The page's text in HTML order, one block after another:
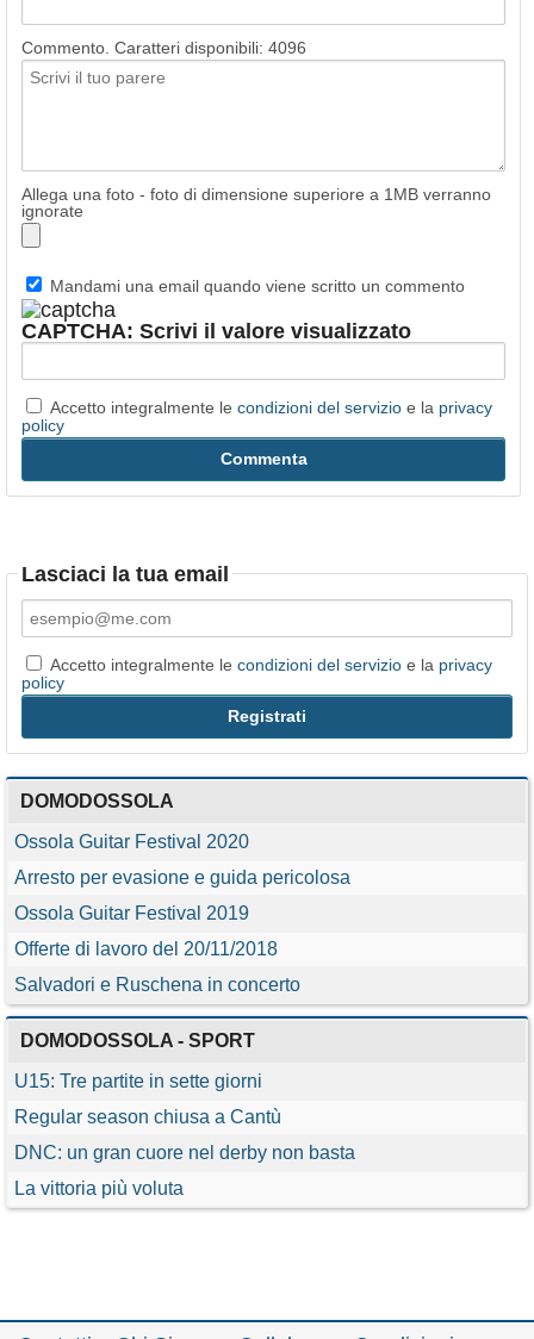
Commento. Caratteri disponibili: 4096
Allega una foto - foto di dimensione superiore a 1MB verranno
ignorate
Mandami una email quando viene scritto un commento
CAPTCHA: Scrivi il valore visualizzato
Accetto integralmente le condizioni del servizio e la privacy
policy
Lasciaci la tua email
Accetto integralmente le condizioni del servizio e la privacy
policy
DOMODOSSOLA
Ossola Guitar Festival 2020
Arresto per evasione e guida pericolosa
Ossola Guitar Festival 2019
Offerte di lavoro del 20/11/2018
Salvadori e Ruschena in concerto
DOMODOSSOLA - SPORT
U15: Tre partite in sette giorni
Regular season chiusa a Cantù
DNC: un gran cuore nel derby non basta
La vittoria più voluta